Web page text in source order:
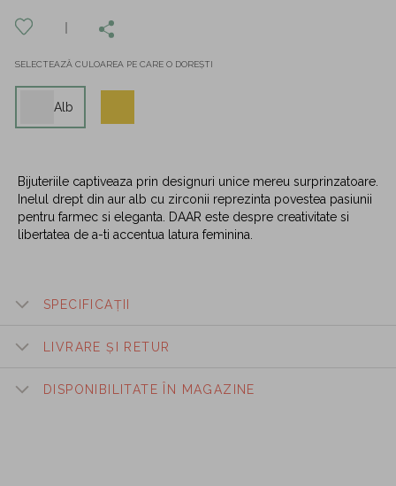
SELECTEAZĂ CULOAREA PE CARE O DOREȘTI
Alb
Bijuteriile captiveaza prin designuri unice mereu surprinzatoare.
Inelul drept din aur alb cu zirconii reprezinta povestea pasiunii
pentru farmec si eleganta. DAAR este despre creativitate si
libertatea de a-ti accentua latura feminina.
SPECIFICAȚII
LIVRARE ȘI RETUR
DISPONIBILITATE ÎN MAGAZINE